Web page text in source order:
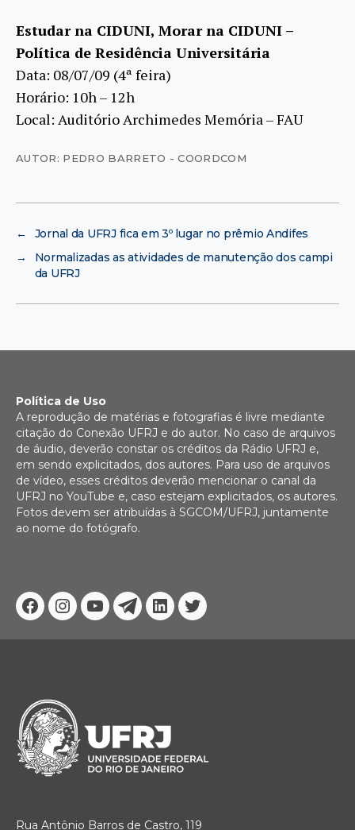
Estudar na CIDUNI, Morar na CIDUNI –
Política de Residência Universitária
Data: 08/07/09 (4ª feira)
Horário: 10h – 12h
Local: Auditório Archimedes Memória – FAU
AUTOR: PEDRO BARRETO - COORDCOM
←
Jornal da UFRJ fica em 3º lugar no prêmio Andifes
→
Normalizadas as atividades de manutenção dos campi
da UFRJ
Facebook
Instagram
YoutubeTelegram
Linkedin
Twitter
Política de Uso
A reprodução de matérias e fotografias é livre mediante
citação do Conexão UFRJ e do autor. No caso de arquivos
de áudio, deverão constar os créditos da Rádio UFRJ e,
em sendo explicitados, dos autores. Para uso de arquivos
de vídeo, esses créditos deverão mencionar o canal da
UFRJ no YouTube e, caso estejam explicitados, os autores.
Fotos devem ser atribuídas à SGCOM/UFRJ, juntamente
ao nome do fotógrafo.
Rua Antônio Barros de Castro, 119